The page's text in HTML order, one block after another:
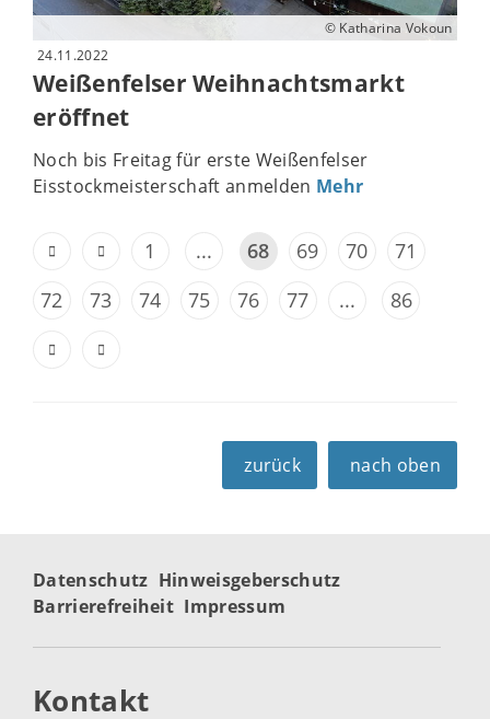
© Katharina Vokoun
24.11.2022
Weißenfelser Weihnachtsmarkt
eröffnet
Noch bis Freitag für erste Weißenfelser
Eisstockmeisterschaft anmelden Mehr
1 ... 68 69 70
71
72
73 74 75 76 77 ... 86
zurück nach oben
Datenschutz Hinweisgeberschutz
Barrierefreiheit Impressum
Kontakt